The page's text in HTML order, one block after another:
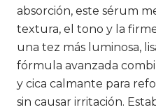
absorción, este sérum
textura, el tono y la
una tez más luminosa,
fórmula avanzada
y cica calmante para
sin causar irritación.